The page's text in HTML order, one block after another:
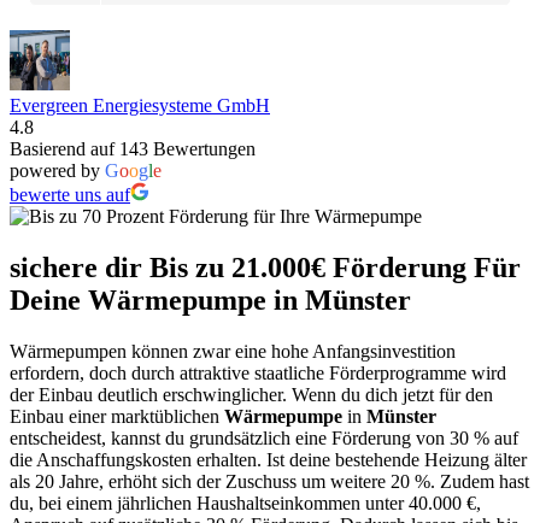
Evergreen Energiesysteme GmbH
4.8
Basierend auf 143 Bewertungen
powered by Google
bewerte uns auf
sichere dir Bis zu 21.000€ Förderung Für
Deine Wärmepumpe in Münster
Wärmepumpen können zwar eine hohe Anfangsinvestition
erfordern, doch durch attraktive staatliche Förderprogramme wird
der Einbau deutlich erschwinglicher. Wenn du dich jetzt für den
Einbau einer marktüblichen Wärmepumpe in Münster
entscheidest, kannst du grundsätzlich eine Förderung von 30 % auf
die Anschaffungskosten erhalten. Ist deine bestehende Heizung älter
als 20 Jahre, erhöht sich der Zuschuss um weitere 20 %. Zudem hast
du, bei einem jährlichen Haushaltseinkommen unter 40.000 €,